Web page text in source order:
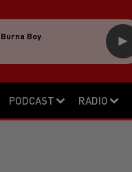
PODCAST RADIO
Boy